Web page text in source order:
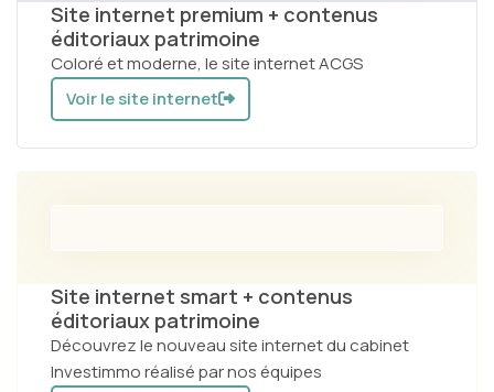
Site internet premium + contenus
éditoriaux patrimoine
Coloré et moderne, le site internet ACGS
Voir le site internet
Site internet smart + contenus
éditoriaux patrimoine
Découvrez le nouveau site internet du cabinet
Investimmo réalisé par nos équipes